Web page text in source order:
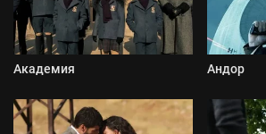
Академия Андор